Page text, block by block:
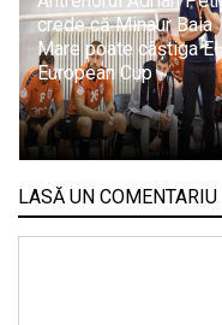
crede că Minaur Baia
Mare poate câștiga
European Cup
LASĂ UN COMENTARIU